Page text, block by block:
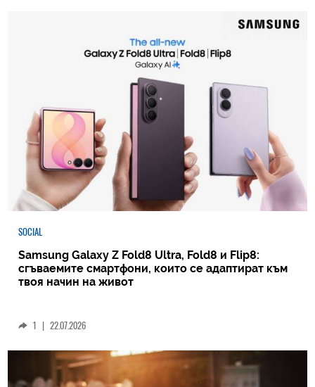
SOCIAL
Samsung Galaxy Z Fold8 Ultra, Fold8 и Flip8:
сгъваемите смартфони, които се адаптират към
твоя начин на живот
1 | 22.07.2026